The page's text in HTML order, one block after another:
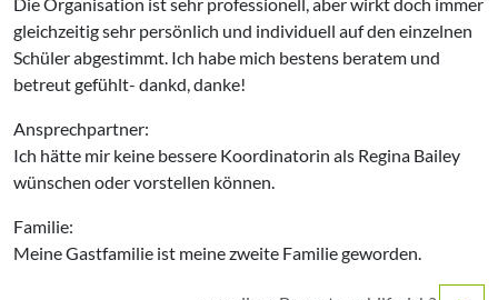
gleichzeitig sehr persönlich und individuell auf den einzelnen
Schüler abgestimmt. Ich habe mich bestens beratem und
betreut gefühlt- dankd, danke!
Ansprechpartner:
Ich hätte mir keine bessere Koordinatorin als Regina Bailey
wünschen oder vorstellen können.
Familie:
Meine Gastfamilie ist meine zweite Familie geworden.